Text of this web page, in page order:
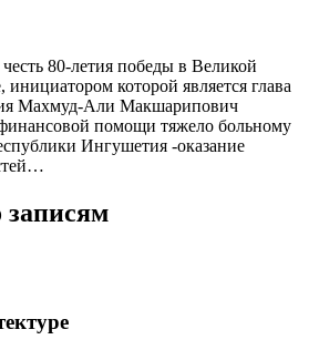
80-летия победы в Великой
которой является глава
Махмуд-Али Макшарипович
помощи тяжело больному
Ингушетия -оказание